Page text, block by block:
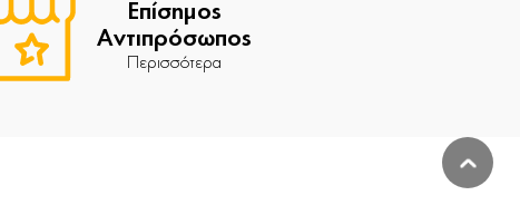
Επίσημος
Αντιπρόσωπος
Περισσότερα